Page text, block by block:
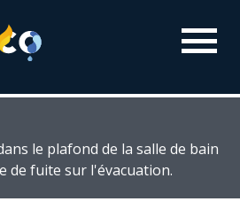
le plafond de la salle de bain
de fuite sur l'évacuation.